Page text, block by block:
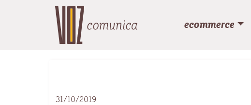
ecommerce
31/10/2019